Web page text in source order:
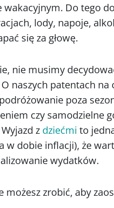
wakacyjnym. Do tego
lody, napoje,
się za głowę.
nie musimy
naszych patentach
poza
czy samodzielne
z dziećmi to
w dobie inflacji), że
wydatków.
możesz zrobić, aby